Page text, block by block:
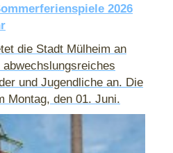
2026
die Stadt Mülheim an
und Jugendliche an. Die
Montag, den 01. Juni.